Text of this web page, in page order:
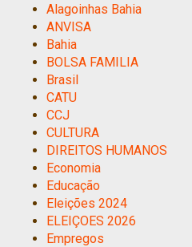
Alagoinhas Bahia
ANVISA
Bahia
BOLSA FAMILIA
Brasil
CATU
CCJ
CULTURA
DIREITOS HUMANOS
Economia
Educação
Eleições 2024
ELEIÇOES 2026
Empregos